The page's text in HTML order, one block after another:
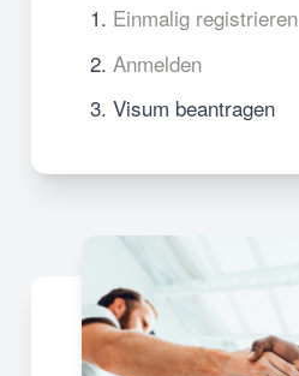
Einmalig registrieren
Anmelden
Visum beantragen